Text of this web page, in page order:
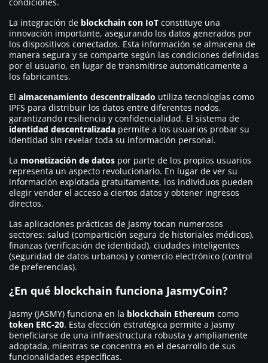
La integración de blockchain con IoT constituye una
innovación importante, asegurando los datos generados por
los dispositivos conectados. Esta información se almacena de
manera segura y se comparte según las condiciones definidas
por el usuario, en lugar de transmitirse automáticamente a
los fabricantes.
El almacenamiento descentralizado utiliza tecnologías como
IPFS para distribuir los datos entre diferentes nodos,
garantizando resiliencia y confidencialidad. El sistema de
identidad descentralizada permite a los usuarios probar su
identidad sin revelar toda su información personal.
La monetización de datos por parte de los propios usuarios
representa un aspecto revolucionario. En lugar de ver su
información explotada gratuitamente, los individuos pueden
elegir vender el acceso a ciertos datos y obtener ingresos
directos.
Las aplicaciones prácticas de Jasmy tocan numerosos
sectores: salud (compartición segura de historiales médicos),
finanzas (verificación de identidad), ciudades inteligentes
(seguridad de datos urbanos) y comercio electrónico (control
de preferencias).
¿En qué blockchain funciona JasmyCoin?
Jasmy (JASMY) funciona en la blockchain Ethereum como
token ERC-20. Esta elección estratégica permite a Jasmy
beneficiarse de una infraestructura robusta y ampliamente
adoptada, mientras se concentra en el desarrollo de sus
funcionalidades específicas.